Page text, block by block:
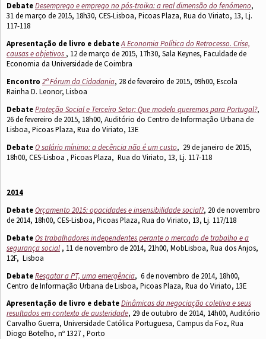
DebateDesemprego e emprego no pós-troika: a real dimensão do fenómeno,
31 de março de 2015, 18h30, CES-Lisboa, Picoas Plaza, Rua do Viriato, 13, Lj.
117-118
Apresentação de livro e debateA Economia Política do Retrocesso. Crise,
causas e objetivos , 12 de março de 2015, 17h30, Sala Keynes, Faculdade de
Economia da Universidade de Coimbra
Encontro 2º Fórum da Cidadania, 28 de fevereiro de 2015, 09h00, Escola
Rainha D. Leonor, Lisboa
DebateProteção Social e Terceiro Setor: Que modelo queremos para Portugal?,
26 de fevereiro de 2015, 18h00, Auditório do Centro de Informação Urbana de
Lisboa, Picoas Plaza, Rua do Viriato, 13E
DebateO salário mínimo: a decência não é um custo, 29 de janeiro de 2015,
18h00, CES-Lisboa , Picoas Plaza, Rua do Viriato, 13, Lj. 117-118
2014
DebateOrçamento 2015: opacidades e insensibilidade social?, 20 de novembro
de 2014, 18h00, CES-Lisboa, Picoas Plaza, Rua do Viriato, 13, Lj. 117/118
DebateOs trabalhadores independentes perante o mercado de trabalho e a
segurança social, 11 de novembro de 2014, 21h00, MobLisboa, Rua dos Anjos,
12F, Lisboa
DebateResgatar a PT, uma emergência, 6 de novembro de 2014, 18h00,
Centro de Informação Urbana de Lisboa, Picoas Plaza, Rua do Viriato, 13E
Apresentação de livro e debateDinâmicas da negociação coletiva e seus
resultados em contexto de austeridade, 29 de outubro de 2014, 14h00, Auditório
Carvalho Guerra, Universidade Católica Portuguesa, Campus da Foz, Rua
Diogo Botelho, nº 1327 , Porto